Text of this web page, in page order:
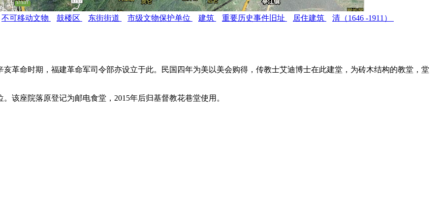
不可移动文物 鼓楼区 东街街道 市级文物保护单位 建筑 重要历史事件旧址 居住建筑 清（1646 -1911）
革命时期，福建革命军司令部亦设立于此。民国四年为美以美会购得，传教士艾迪博士在此建堂，为砖木结构的教堂，堂
该座院落原登记为邮电食堂，2015年后归基督教花巷堂使用。